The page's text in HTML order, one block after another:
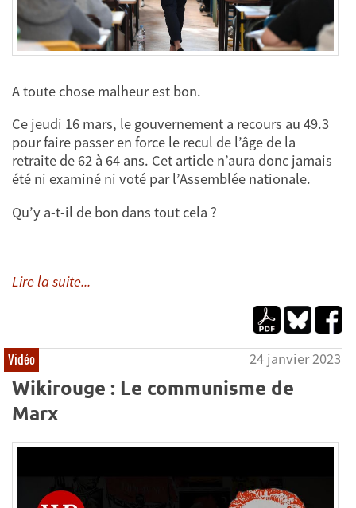
A toute chose malheur est bon.
Ce jeudi 16 mars, le gouvernement a recours au 49.3
pour faire passer en force le recul de l’âge de la
retraite de 62 à 64 ans. Cet article n’aura donc jamais
été ni examiné ni voté par l’Assemblée nationale.
Qu’y a-t-il de bon dans tout cela ?
Lire la suite...
Vidéo 24 janvier 2023
Wikirouge : Le communisme de
Marx